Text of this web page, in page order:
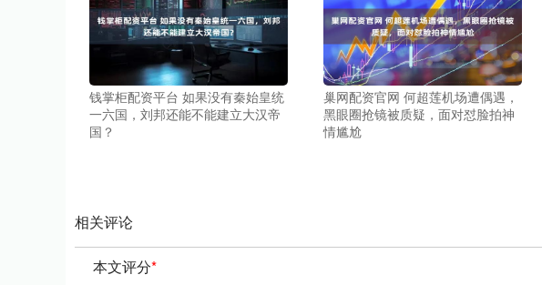
钱掌柜配资平台 如果没有秦始皇统
一六国，刘邦还能不能建立大汉帝
国？
巢网配资官网 何超莲机场遭偶遇，
黑眼圈抢镜被质疑，面对怼脸拍神
情尴尬
相关评论
本文评分*